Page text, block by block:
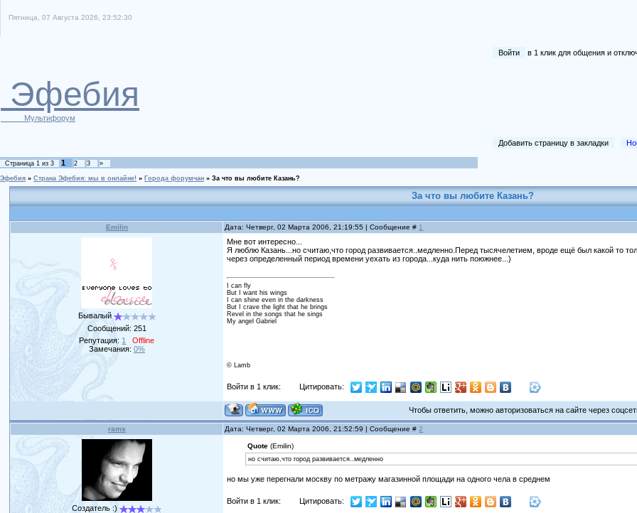
Пятница, 07 Августа 2026, 23:52:30
Войти в 1 клик для общения и
Эфебия
Мультифорум
Добавить страницу в закладки
Страница 1 из 3 1 2 3 »
Эфебия » Страна Эфебия: мы в онлайне! » Города форумчан » За что вы любите Казань?
За что вы любите Казань?
Emilin Дата: Четверг, 02 Марта 2006, 21:19:55 | Сообщение # 1
Бывалый
Сообщений: 251
Репутация: 1
Offline
Замечания: 0%
Мне вот интересно...
Я люблю Казань...но считаю,что город развивается..медленно.Перед тысячелетием, вроде ещё был какой то
через определенный период времени уехать из города...куда нить поюжнее...)
I can fly
But I want his wings
I can shine even in the darkness
But I crave the light that he brings
Revel in the songs that he sings
My angel Gabriel
© Lamb
Войти в 1 клик: Цитировать:
Чтобы ответить, можно авторизоваться на сайте через
rams Дата: Четверг, 02 Марта 2006, 21:52:59 | Сообщение # 2
Создатель :)
Quote (Emilin)
но считаю,что город развивается..медленно
но мы уже перегнали москву по метражу магазинной площади на одного чела в среднем
Войти в 1 клик: Цитировать: